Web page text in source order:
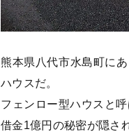
熊本県八代市水島町に
ハウスだ。
フェンロー型ハウスと
借金1億円の秘密が隠さ